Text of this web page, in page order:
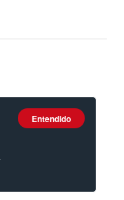
Entendido